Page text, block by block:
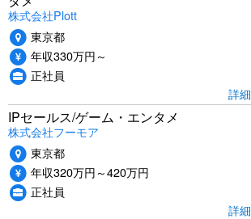
株式会社Plott
東京都
年収330万円～
正社員
詳細
IPセールス/ゲーム・エンタメ
株式会社フーモア
東京都
年収320万円～420万円
正社員
詳細